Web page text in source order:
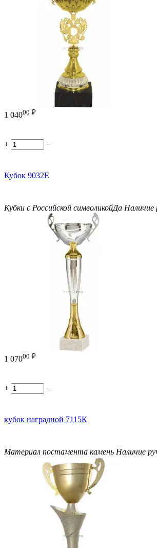
1 04000 ₽
+ −
Кубок 9032E
Кубки с Российской символикойДа Наличие
1 07000 ₽
+ −
кубок наградной 7115К
Материал постамента камень Наличие